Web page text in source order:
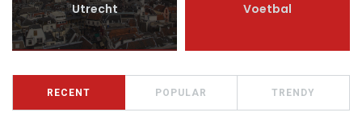
Utrecht Voetbal
RECENT POPULAR TRENDY